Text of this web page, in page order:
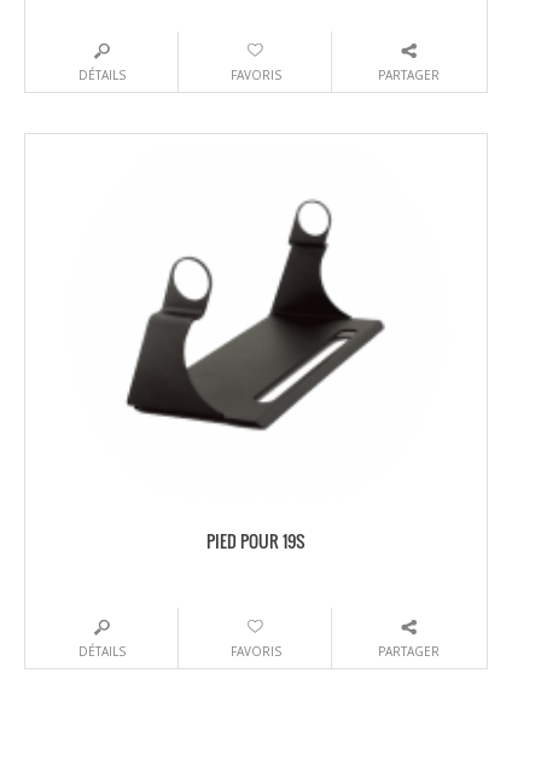
DÉTAILS FAVORIS PARTAGER
PIED POUR 19S
DÉTAILS FAVORIS PARTAGER